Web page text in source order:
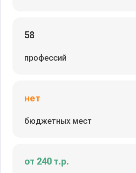
58
профессий
нет
бюджетных мест
от 240 т.р.